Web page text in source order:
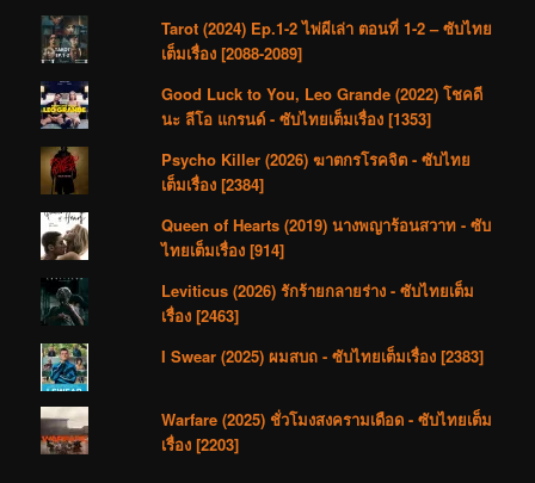
Tarot (2024) Ep.1-2 ไพ่ผีเล่า ตอนที่ 1-2 – ซับไทย
เต็มเรื่อง [2088-2089]
Good Luck to You, Leo Grande (2022) โชคดี
นะ ลีโอ แกรนด์ - ซับไทยเต็มเรื่อง [1353]
Psycho Killer (2026) ฆาตกรโรคจิต - ซับไทย
เต็มเรื่อง [2384]
Queen of Hearts (2019) นางพญาร้อนสวาท - ซับ
ไทยเต็มเรื่อง [914]
Leviticus (2026) รักร้ายกลายร่าง - ซับไทยเต็ม
เรื่อง [2463]
I Swear (2025) ผมสบถ - ซับไทยเต็มเรื่อง [2383]
Warfare (2025) ชั่วโมงสงครามเดือด - ซับไทยเต็ม
เรื่อง [2203]